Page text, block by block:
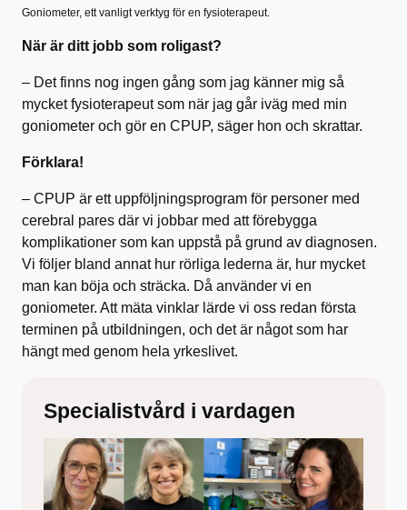
Goniometer, ett vanligt verktyg för en fysioterapeut.
När är ditt jobb som roligast?
– Det finns nog ingen gång som jag känner mig så
mycket fysioterapeut som när jag går iväg med min
goniometer och gör en CPUP, säger hon och skrattar.
Förklara!
– CPUP är ett uppföljningsprogram för personer med
cerebral pares där vi jobbar med att förebygga
komplikationer som kan uppstå på grund av diagnosen.
Vi följer bland annat hur rörliga lederna är, hur mycket
man kan böja och sträcka. Då använder vi en
goniometer. Att mäta vinklar lärde vi oss redan första
terminen på utbildningen, och det är något som har
hängt med genom hela yrkeslivet.
Specialistvård i vardagen